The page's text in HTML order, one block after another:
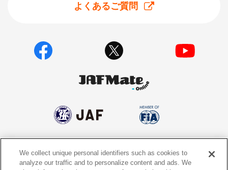
よくあるご質問
個人情報保護方針 個人情報の取り扱いについて
We collect unique personal identifiers such as cookies to
analyze our traffic and to personalize content and ads. We